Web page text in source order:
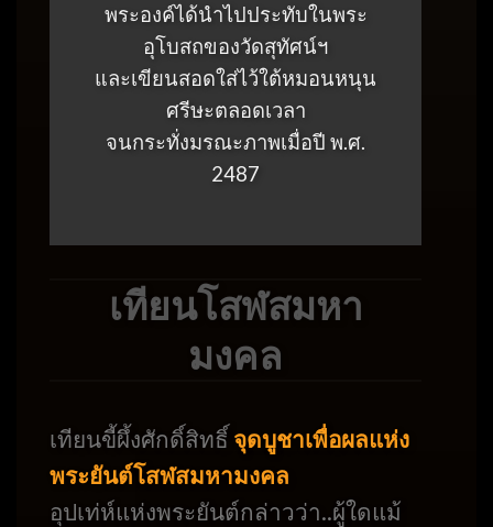
พระองค์ได้นำไปประทับในพระ
อุโบสถของวัดสุทัศน์ฯ
และเขียนสอดใส่ไว้ใต้หมอนหนุน
ศรีษะตลอดเวลา
จนกระทั่งมรณะภาพเมื่อปี พ.ศ.
2487
เทียนโสฬสมหา
มงคล
เทียนขี้ผึ้งศักดิ์สิทธิ์ จุดบูชาเพื่อผลแห่ง
พระยันต์โสฬสมหามงคล
อุปเท่ห์แห่งพระยันต์กล่าวว่า..ผู้ใดแม้